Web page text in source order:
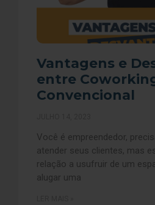
Vantagens e
entre
Convencional
Você é empreendedor,
atender seus clientes, mas
relação a usufruir de um
alugar uma